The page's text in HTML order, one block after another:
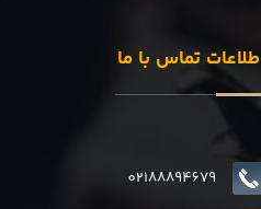
تماس با ما
02188894679